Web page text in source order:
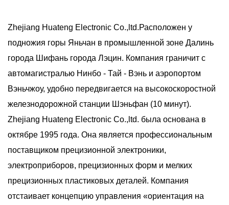
Zhejiang Huateng Electronic Co.,ltd.Расположен у
подножия горы Яньчан в промышленной зоне Далинь
города Шифань города Лэцин. Компания граничит с
автомагистралью Нинбо - Тай - Вэнь и аэропортом
Вэньчжоу, удобно передвигается на высокоскоростной
железнодорожной станции Шэньфан (10 минут).
Zhejiang Huateng Electronic Co.,ltd. была основана в
октябре 1995 года. Она является профессиональным
поставщиком прецизионной электроники,
электроприборов, прецизионных форм и мелких
прецизионных пластиковых деталей. Компания
отстаивает концепцию управления «ориентация на